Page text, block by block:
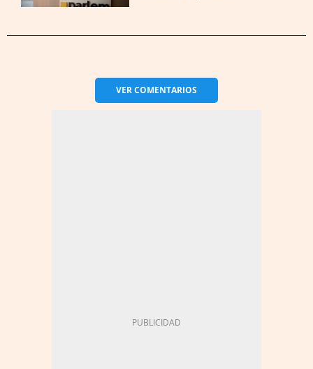
VERCOMENTARIOS